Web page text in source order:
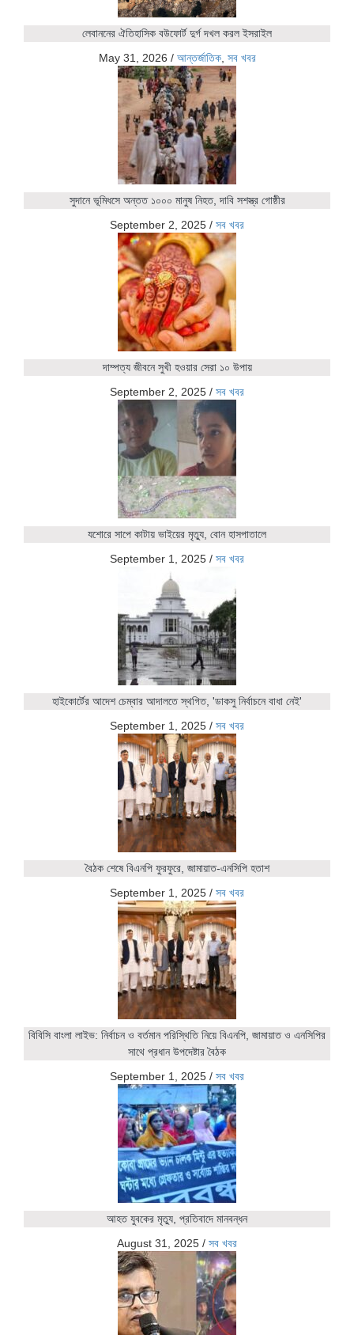
লেবাননের ঐতিহাসিক বউফোর্ট দুর্গ দখল করল ইসরাইল
May 31, 2026 / আন্তর্জাতিক, সব খবর
সুদানে ভূমিধসে অন্তত ১০০০ মানুষ নিহত, দাবি সশস্ত্র গোষ্ঠীর
September 2, 2025 / সব খবর
দাম্পত্য জীবনে সুখী হওয়ার সেরা ১০ উপায়
September 2, 2025 / সব খবর
যশোরে সাপে কাটায় ভাইয়ের মৃত্যু, বোন হাসপাতালে
September 1, 2025 / সব খবর
হাইকোর্টের আদেশ চেম্বার আদালতে স্থগিত, 'ডাকসু নির্বাচনে বাধা নেই'
September 1, 2025 / সব খবর
বৈঠক শেষে বিএনপি ফুরফুরে, জামায়াত-এনসিপি হতাশ
September 1, 2025 / সব খবর
বিবিসি বাংলা লাইভ: নির্বাচন ও বর্তমান পরিস্থিতি নিয়ে বিএনপি, জামায়াত ও এনসিপির
সাথে প্রধান উপদেষ্টার বৈঠক
September 1, 2025 / সব খবর
আহত যুবকের মৃত্যু, প্রতিবাদে মানবন্ধন
August 31, 2025 / সব খবর